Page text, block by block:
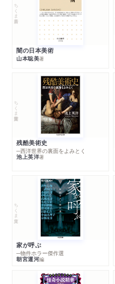
ちくま新書
闇の日本美術
山本聡美著
ちくま学芸文庫
残酷美術史
─西洋世界の裏面をよみとく
池上英洋著
ちくま文庫
家が呼ぶ
─物件ホラー傑作選
朝宮運河編